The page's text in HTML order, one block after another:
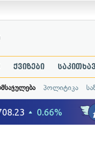
ქვიზები
პოლიტიკა